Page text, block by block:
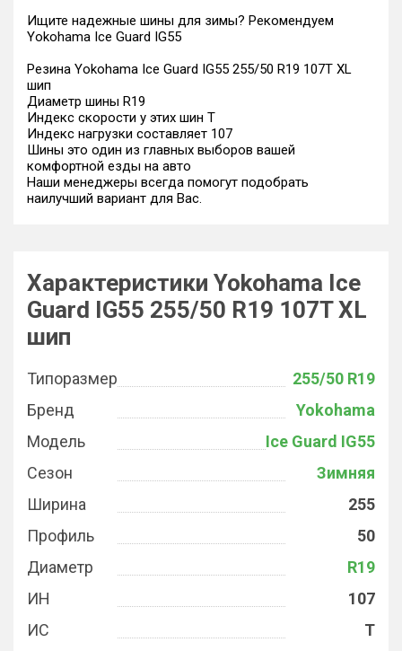
Ищите надежные шины для зимы? Рекомендуем
Yokohama Ice Guard IG55
Резина Yokohama Ice Guard IG55 255/50 R19 107T XL
шип
Диаметр шины R19
Индекс скорости у этих шин T
Индекс нагрузки составляет 107
Шины это один из главных выборов вашей
комфортной езды на авто
Наши менеджеры всегда помогут подобрать
наилучший вариант для Вас.
Характеристики Yokohama Ice
Guard IG55 255/50 R19 107T XL
шип
Типоразмер
255/50 R19
Бренд
Yokohama
Модель
Ice Guard IG55
Сезон
Зимняя
Ширина
255
Профиль
50
Диаметр
R19
ИН
107
ИС
T